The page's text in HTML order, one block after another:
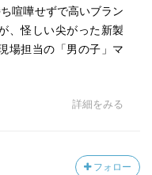
喧嘩せずで高いブラン
、怪しい尖がった新製
場担当の「男の子」マ
詳細をみる
フォロー